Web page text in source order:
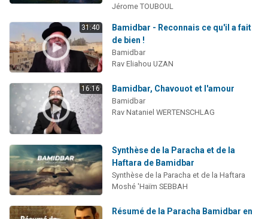
Jérome TOUBOUL
31:40
Bamidbar - Reconnais ce qu'il a fait
de bien !
Bamidbar
Rav Eliahou UZAN
16:16 Bamidbar, Chavouot et l'amour
Bamidbar
Rav Nataniel WERTENSCHLAG
Synthèse de la Paracha et de la
Haftara de Bamidbar
Synthèse de la Paracha et de la Haftara
Moshé 'Haïm SEBBAH
Résumé de la Paracha Bamidbar en